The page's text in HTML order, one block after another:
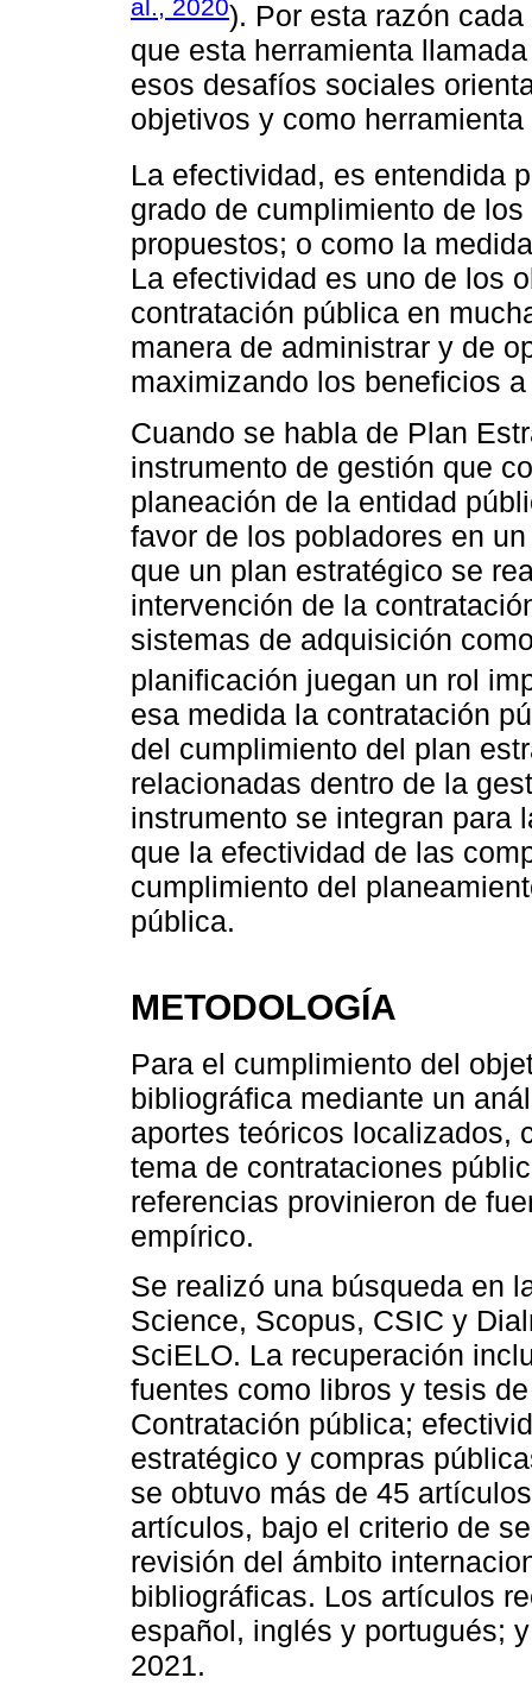
al., 2020). Por esta razón
que esta herramienta
esos desafíos sociales
objetivos y como
La efectividad, es entendida
grado de cumplimiento de
propuestos; o como la
La efectividad es uno de los
contratación pública en
manera de administrar y de
maximizando los beneficios
Cuando se habla de Plan
instrumento de gestión que
planeación de la entidad
favor de los pobladores en
que un plan estratégico se
intervención de la
sistemas de adquisición
planificación juegan un rol
esa medida la contratación
del cumplimiento del plan
relacionadas dentro de la
instrumento se integran para
que la efectividad de las
cumplimiento del
pública.
METODOLOGÍA
Para el cumplimiento del
bibliográfica mediante un
aportes teóricos localizados,
tema de contrataciones
referencias provinieron de
empírico.
Se realizó una búsqueda en
Science, Scopus, CSIC y
SciELO. La recuperación
fuentes como libros y tesis
Contratación pública;
estratégico y compras
se obtuvo más de 45
artículos, bajo el criterio de
revisión del ámbito
bibliográficas. Los artículos
español, inglés y portugués;
2021.